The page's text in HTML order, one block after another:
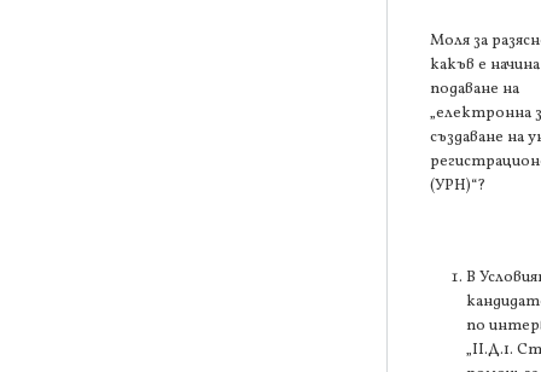
Моля за
какъв е
подаване на
„електронна
създаване на
(УРН)“?
В
по
„II.Д.1.